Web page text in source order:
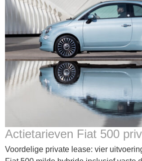
Actietarieven Fiat 500
Voordelige private lease: vier